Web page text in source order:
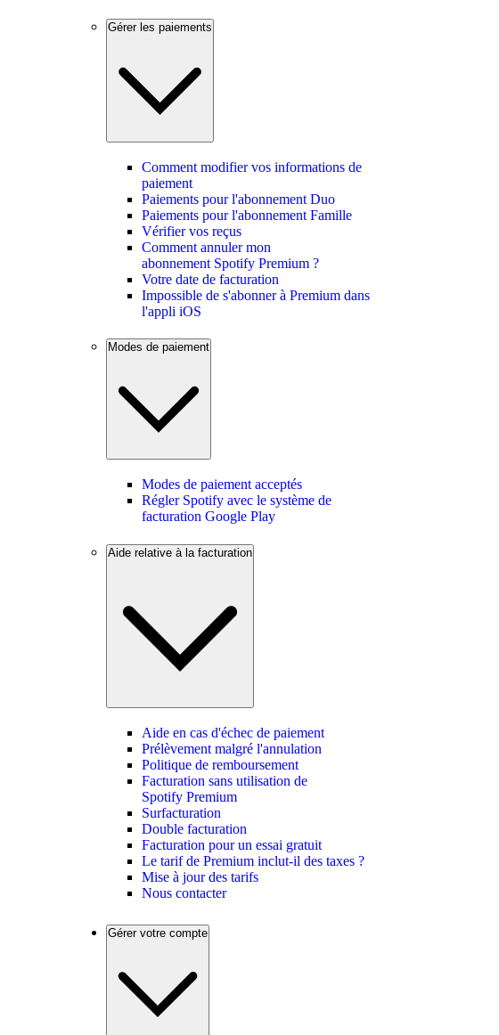
Gérer les paiements
Comment modifier vos informations de
paiement
Paiements pour l'abonnement Duo
Paiements pour l'abonnement Famille
Vérifier vos reçus
Comment annuler mon
abonnement Spotify Premium ?
Votre date de facturation
Impossible de s'abonner à Premium dans
l'appli iOS
Modes de paiement
Modes de paiement acceptés
Régler Spotify avec le système de
facturation Google Play
Aide relative à la facturation
Aide en cas d'échec de paiement
Prélèvement malgré l'annulation
Politique de remboursement
Facturation sans utilisation de
Spotify Premium
Surfacturation
Double facturation
Facturation pour un essai gratuit
Le tarif de Premium inclut-il des taxes ?
Mise à jour des tarifs
Nous contacter
Gérer votre compte